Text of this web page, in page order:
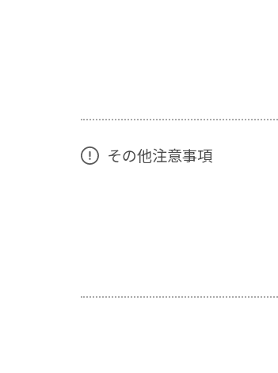
その他注意事項